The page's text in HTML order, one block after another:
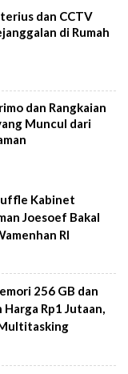
dan CCTV
di Rumah
dan Rangkaian
Muncul dari
Kabinet
Joesoef Bakal
RI
256 GB dan
Harga Rp1 Jutaan,